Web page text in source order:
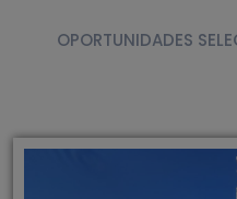
OPORTUNIDADES